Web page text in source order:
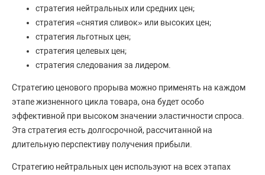
стратегия нейтральных или средних цен;
стратегия «снятия сливок» или высоких цен;
стратегия льготных цен;
стратегия целевых цен;
стратегия следования за лидером.
Стратегию ценового прорыва можно применять на каждом
этапе жизненного цикла товара, она будет особо
эффективной при высоком значении эластичности спроса.
Эта стратегия есть долгосрочной, рассчитанной на
длительную перспективу получения прибыли.
Стратегию нейтральных цен используют на всех этапах